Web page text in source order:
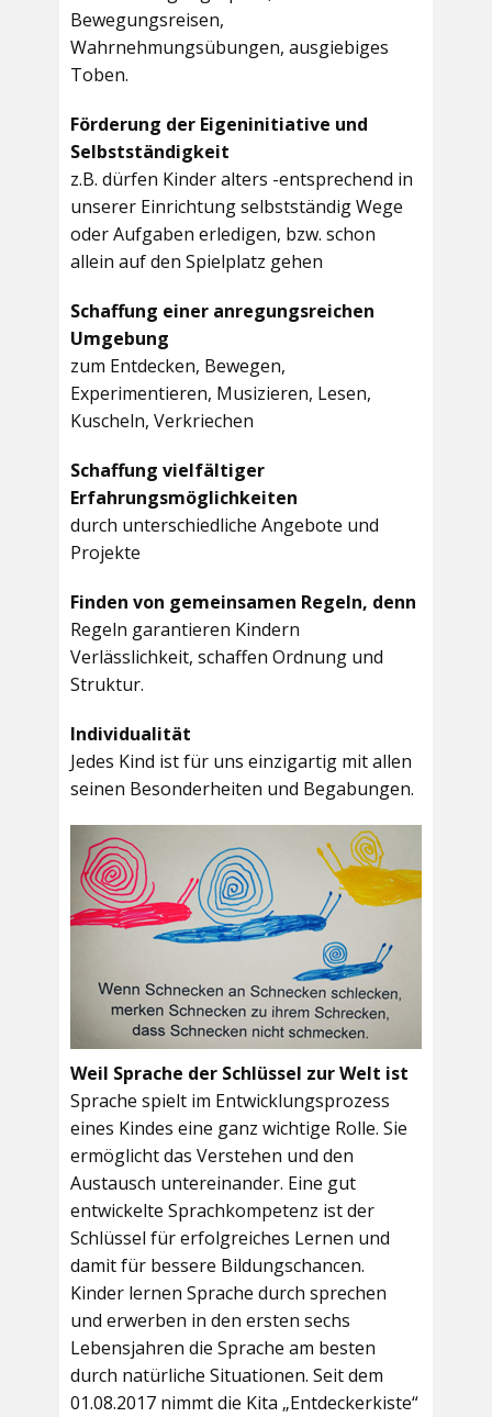
Bewegungsreisen,
Wahrnehmungsübungen, ausgiebiges
Toben.
Förderung der Eigeninitiative und
Selbstständigkeit
z.B. dürfen Kinder alters -entsprechend in
unserer Einrichtung selbstständig Wege
oder Aufgaben erledigen, bzw. schon
allein auf den Spielplatz gehen
Schaffung einer anregungsreichen
Umgebung
zum Entdecken, Bewegen,
Experimentieren, Musizieren, Lesen,
Kuscheln, Verkriechen
Schaffung vielfältiger
Erfahrungsmöglichkeiten
durch unterschiedliche Angebote und
Projekte
Finden von gemeinsamen Regeln, denn
Regeln garantieren Kindern
Verlässlichkeit, schaffen Ordnung und
Struktur.
Individualität
Jedes Kind ist für uns einzigartig mit allen
seinen Besonderheiten und Begabungen.
Weil Sprache der Schlüssel zur Welt ist
Sprache spielt im Entwicklungsprozess
eines Kindes eine ganz wichtige Rolle. Sie
ermöglicht das Verstehen und den
Austausch untereinander. Eine gut
entwickelte Sprachkompetenz ist der
Schlüssel für erfolgreiches Lernen und
damit für bessere Bildungschancen.
Kinder lernen Sprache durch sprechen
und erwerben in den ersten sechs
Lebensjahren die Sprache am besten
durch natürliche Situationen. Seit dem
01.08.2017 nimmt die Kita „Entdeckerkiste“